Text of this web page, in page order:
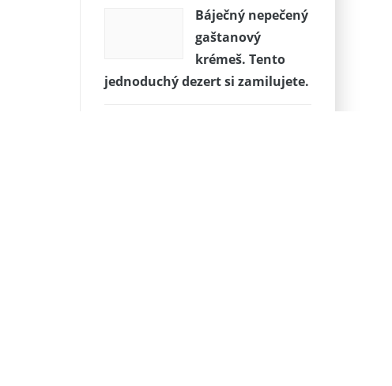
Báječný nepečený
gaštanový
krémeš. Tento
jednoduchý dezert si zamilujete.